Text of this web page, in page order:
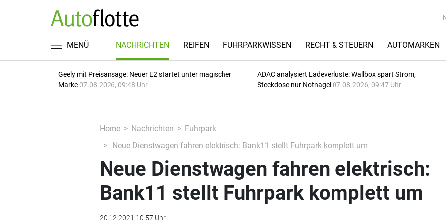
MENÜ NACHRICHTEN REIFEN FUHRPARKWISSEN RECHT & STEUERN AUTOMARKEN
Geely mit Preisansage: Neuer E2 startet unter magischer
Marke 07.08.2026, 09:48 Uhr
ADAC analysiert Ladeverluste: Wallbox spart Strom,
Steckdose nur Notnagel 07.08.2026, 09:47 Uhr
Home Nachrichten
Fuhrpark
Neue Dienstwagen fahren elektrisch: Bank11 stellt Fuhrpark komplett um
Neue Dienstwagen fahren elektrisch:
Bank11 stellt Fuhrpark komplett um
20.12.2021 10:57 Uhr